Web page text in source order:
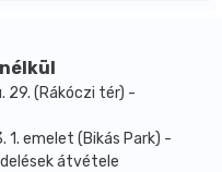
29. (Rákóczi tér) -
1. emelet (Bikás Park) -
átvétele